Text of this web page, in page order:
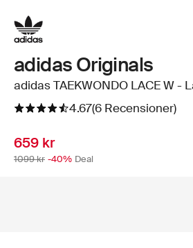
adidas Originals
adidas TAEKWONDO LACE W -
4.67(6 Recensioner)
659 kr
1099 kr -40% Deal